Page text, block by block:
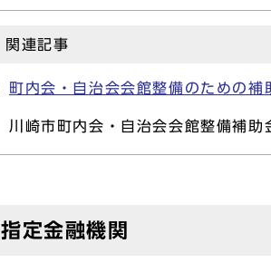
関連記事
町内会・自治会会館整備のための補
川崎市町内会・自治会会館整備補助
指定金融機関